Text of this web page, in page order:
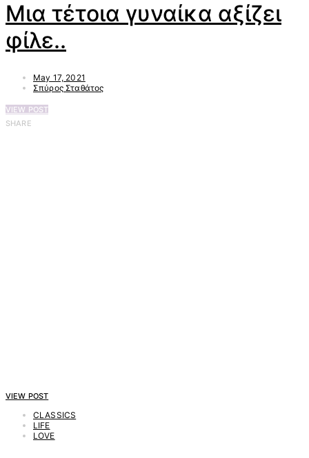
Μια τέτοια γυναίκα αξίζει
φίλε..
May 17, 2021
Σπύρος Σταθάτος
VIEW POST
SHARE
VIEW POST
CLASSICS
LIFE
LOVE